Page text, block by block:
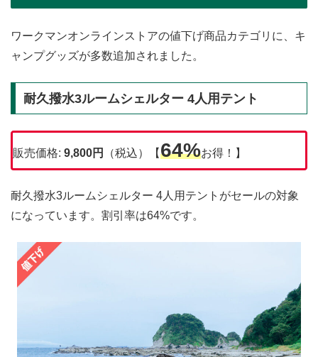
ワークマンオンラインストアの値下げ商品カテゴリに、キ
ャンプグッズが多数追加されました。
耐久撥水3ルームシェルター 4人用テント
販売価格: 9,800円 （税込）【64%お得！】
耐久撥水3ルームシェルター 4人用テントがセールの対象
になっています。割引率は64%です。